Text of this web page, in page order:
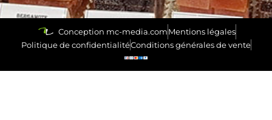
Conception mc-media.comMentions légales
Politique de confidentialitéConditions générales de vente